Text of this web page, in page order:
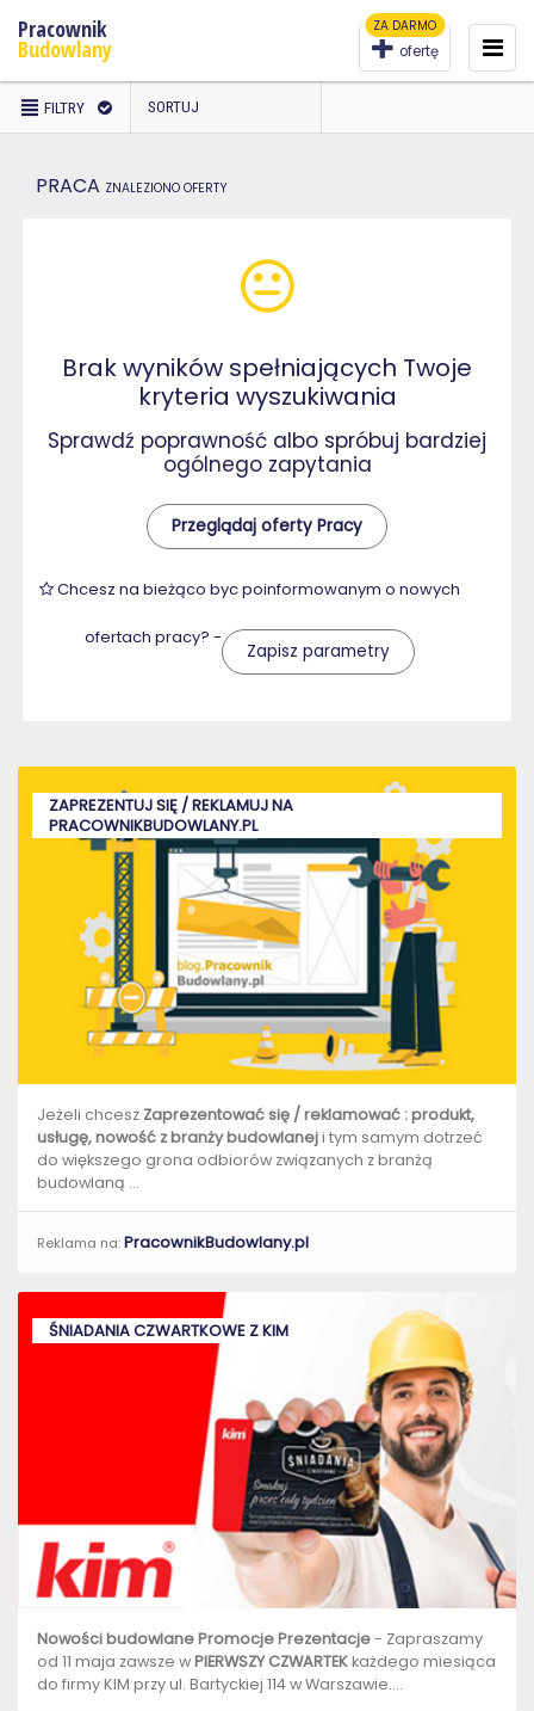
ofertę
ZA DARMO
Pracownik
Budowlany
PRACA ZNALEZIONO OFERTY
FILTRY WYBRANO
SORTUJ
Brak wyników spełniających Twoje
kryteria wyszukiwania
Sprawdź poprawność albo spróbuj bardziej
ogólnego zapytania
Przeglądaj oferty Pracy
Chcesz na bieżąco byc poinformowanym o nowych
ofertach pracy? -
Zapisz parametry
ZAPREZENTUJ SIĘ / REKLAMUJ NA
PRACOWNIKBUDOWLANY.PL
Jeżeli chcesz Zaprezentować się / reklamować :produkt,
usługę, nowość z branży budowlaneji tym samym dotrzeć
do większego grona odbiorów związanych z branżą
budowlaną ...
Reklama na:PracownikBudowlany.pl
ŚNIADANIA CZWARTKOWE Z KIM
Nowości budowlane Promocje Prezentacje- Zapraszamy
od 11 maja zawsze wPIERWSZY CZWARTEKkażdego miesiąca
do firmy KIM przy ul. Bartyckiej 114 w Warszawie....